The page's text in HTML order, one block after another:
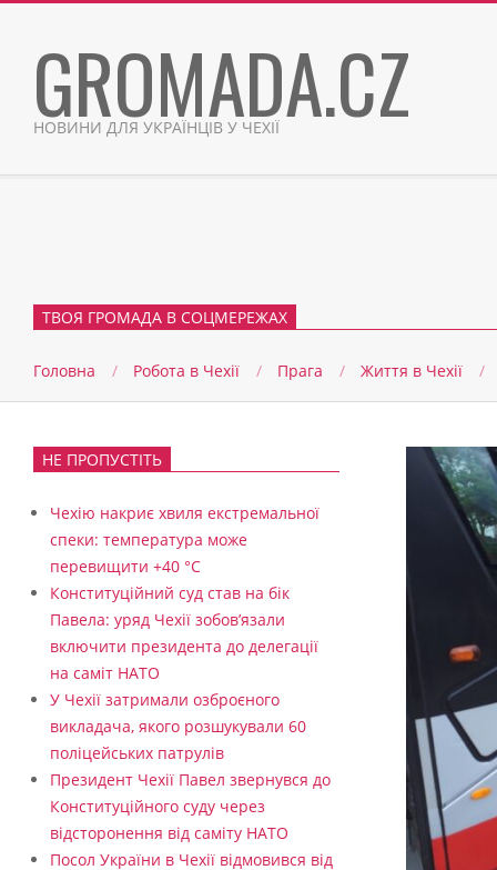
contentGROMADA.CZ
НОВИНИ ДЛЯ УКРАЇНЦІВ У ЧЕХІЇ
ТВОЯ ГРОМАДА В СОЦМЕРЕЖАХ
Головна Робота в Чехії Прага Життя в Чеxії
НЕ ПРОПУСТІТЬ
Чехію накриє хвиля екстремальної
спеки: температура може
перевищити +40 °C
Конституційний суд став на бік
Павела: уряд Чехії зобов’язали
включити президента до делегації
на саміт НАТО
У Чехії затримали озброєного
викладача, якого розшукували 60
поліцейських патрулів
Президент Чехії Павел звернувся до
Конституційного суду через
відсторонення від саміту НАТО
Посол України в Чехії відмовився від